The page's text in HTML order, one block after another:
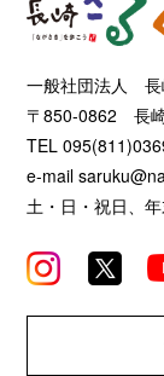
一般社団法人 長
〒850-0862 長
TEL
e-mail
土・日・祝日、